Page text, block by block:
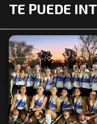
TE PUEDE